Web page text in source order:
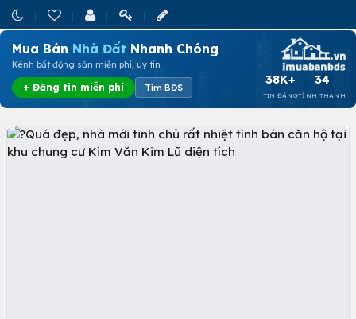
Mua Bán Nhà Đất Nhanh Chóng
Kênh bất động sản miễn phí, uy tín
+ Đăng tin miễn phí Tìm BĐS
38K+
TIN ĐĂNG
34
TỈNH THÀNH